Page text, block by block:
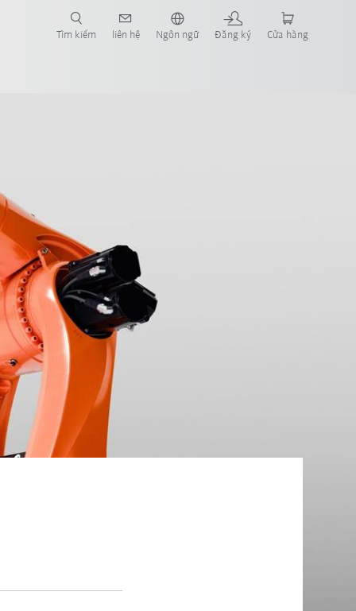
Tìm kiếm liên hệ Ngôn ngữ Đăng ký Cửa hàng